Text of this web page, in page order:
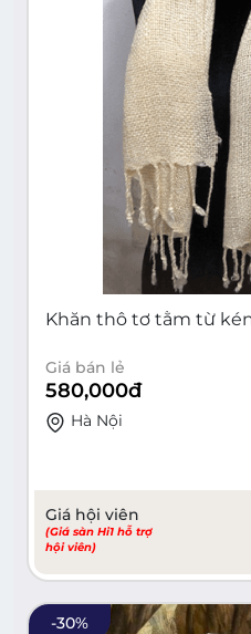
Khăn thô tơ tằm từ
Giá bán lẻ
580,000đ
Hà Nội
Giá hội viên
(Giá sàn Hi1 hỗ trợ
hội viên)
-30%